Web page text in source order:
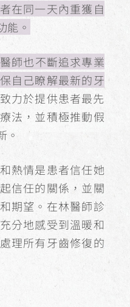
在同一天內重獲自
能。
師也不斷追求專業
自己瞭解最新的牙
力於提供患者最先
法，並積極推動假
。
熱情是患者信任她
信任的關係，並關
期望。在林醫師診
分地感受到溫暖和
理所有牙齒修復的